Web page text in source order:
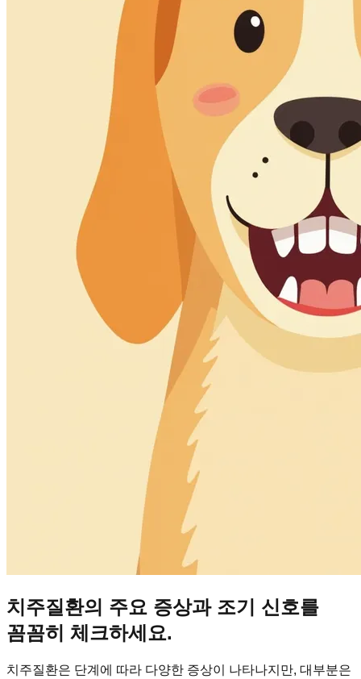
치주질환의 주요 증상과 조기 신호를
꼼꼼히 체크하세요.
치주질환은 단계에 따라 다양한 증상이 나타나지만, 대부분은